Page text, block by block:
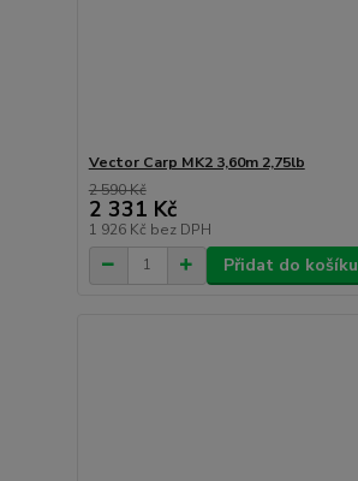
Vector Carp MK2 3,60m 2,75lb
2 590 Kč
2 331 Kč
1 926 Kč bez DPH
Přidat do košíku